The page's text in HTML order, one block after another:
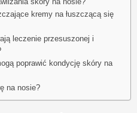
kremy na łuszczącą się
leczenie przesuszonej i
poprawić kondycję skóry na
na nosie?